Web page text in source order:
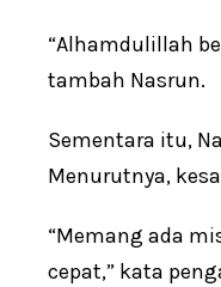
“Alhamdulillah
tambah Nasrun.
Sementara itu,
Menurutnya,
“Memang ada
cepat,” kata